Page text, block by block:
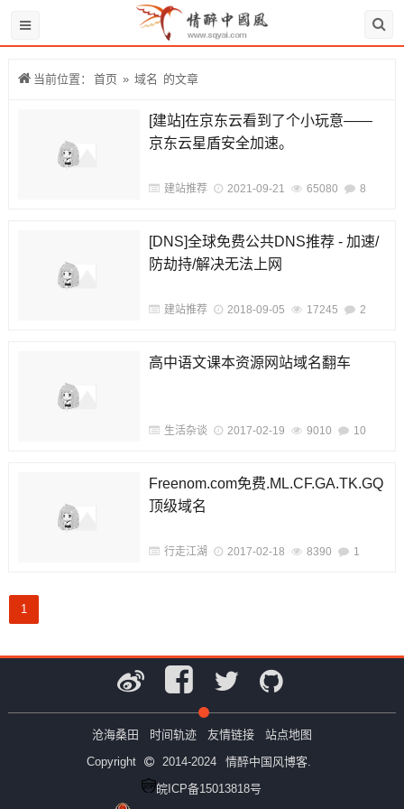
当前位置： 首页 » 域名 的文章
[建站]在京东云看到了个小玩意——
京东云星盾安全加速。
建站推荐 2021-09-21 65080 8
[DNS]全球免费公共DNS推荐 - 加速/
防劫持/解决无法上网
建站推荐 2018-09-05 17245 2
高中语文课本资源网站域名翻车
生活杂谈 2017-02-19 9010 10
Freenom.com免费.ML.CF.GA.TK.GQ
顶级域名
行走江湖 2017-02-18 8390 1
1
沧海桑田 时间轨迹 友情链接
站点地图
Copyright
2014-2024
情醉中国风博客.
皖ICP备15013818号